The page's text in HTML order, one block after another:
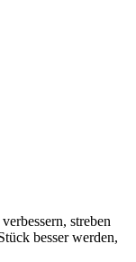
streben
besser werden,